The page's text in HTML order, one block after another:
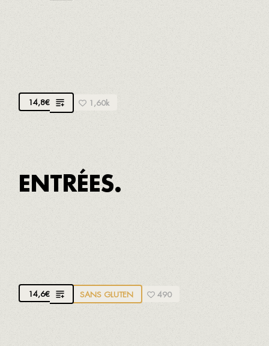
SALADE DE FROMAGE DE CHÈVRE
14,8€ 1,60k
ENTRÉES.
JAUNE
Burrata fumée artisanale
14,6€ SANS GLUTEN 490
ARTICHAUTS AVEC COPEAUX IBÉRIQUES